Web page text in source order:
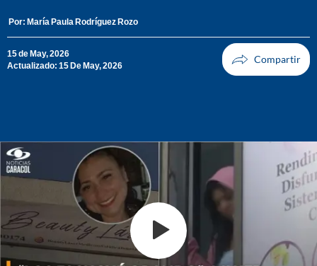
Por: María Paula Rodríguez Rozo
15 de May, 2026
Actualizado: 15 De May, 2026